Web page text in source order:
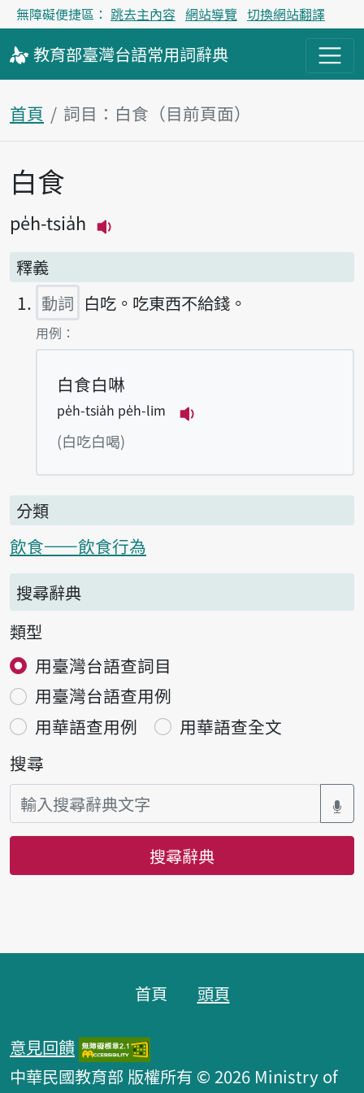
無障礙便捷區： 跳去主內容 網站導覽 切換網站翻譯
教育部臺灣台語常用詞辭典
首頁 詞目：白食（目前頁面）
主內容區塊
白食
pe̍h-tsia̍h
釋義
動詞 白吃。吃東西不給錢。
第1項釋義的
用例：
白食白啉
pe̍h-tsia̍h pe̍h-lim
(白吃白喝)
分類
飲食——飲食行為
搜尋辭典
類型
用臺灣台語查詞目
用臺灣台語查用例
用華語查用例
用華語查全文
搜尋
搜尋辭典
首頁 頭頁
意見回饋
中華民國教育部 版權所有 © 2026 Ministry of